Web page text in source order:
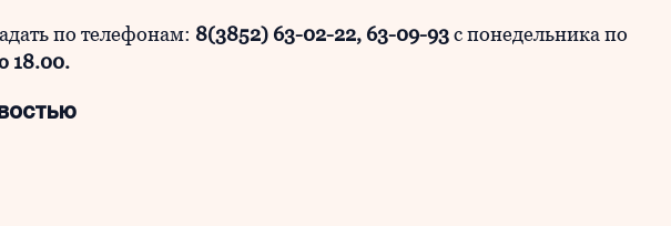
по телефонам: 8(3852) 63-02-22, 63-09-93с понедельника по
18.00.